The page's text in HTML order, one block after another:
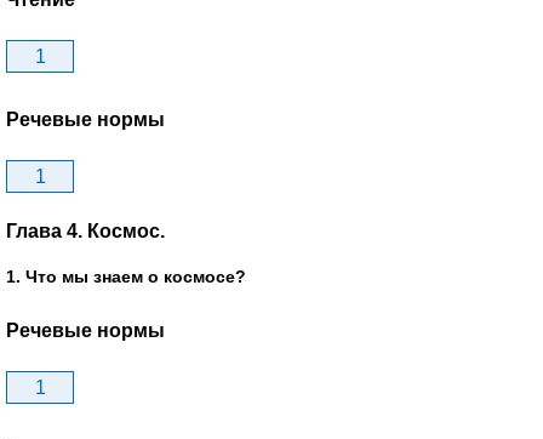
1
Речевые нормы
1
Глава 4. Космос.
1. Что мы знаем о космосе?
Речевые нормы
1